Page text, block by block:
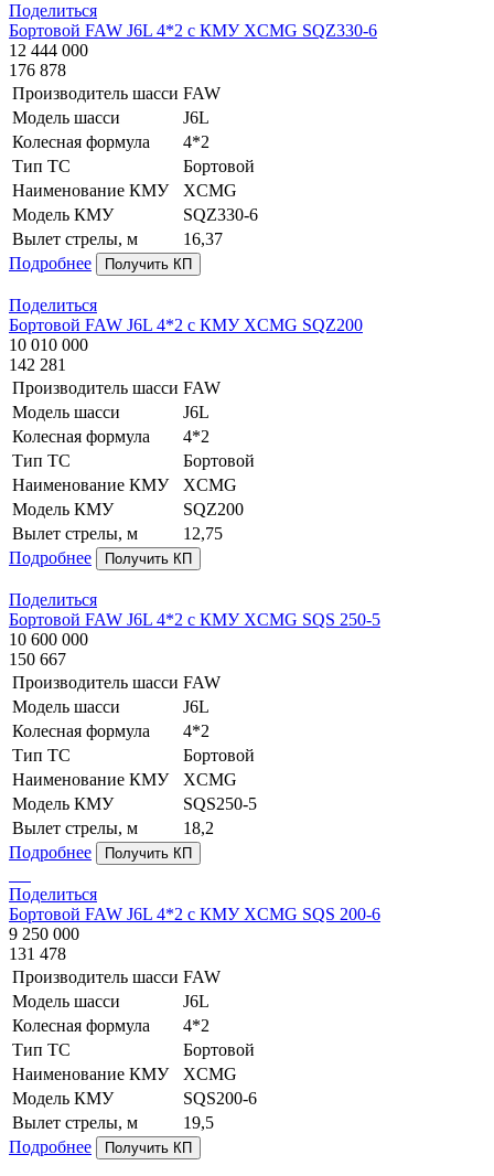
Поделиться
Бортовой FAW J6L 4*2 с КМУ XCMG SQZ330-6
12 444 000
176 878
Производитель шасси FAW
Модель шасси
J6L
Колесная формула
4*2
Тип ТС
Бортовой
Наименование КМУ
XCMG
Модель КМУ
SQZ330-6
Вылет стрелы, м
16,37
Подробнее
Получить КП
Поделиться
Бортовой FAW J6L 4*2 с КМУ XCMG SQZ200
10 010 000
142 281
Производитель шасси FAW
Модель шасси
J6L
Колесная формула
4*2
Тип ТС
Бортовой
Наименование КМУ
XCMG
Модель КМУ
SQZ200
Вылет стрелы, м
12,75
Подробнее
Получить КП
Поделиться
Бортовой FAW J6L 4*2 с КМУ XCMG SQS 250-5
10 600 000
150 667
Производитель шасси FAW
Модель шасси
J6L
Колесная формула
4*2
Тип ТС
Бортовой
Наименование КМУ
XCMG
Модель КМУ
SQS250-5
Вылет стрелы, м
18,2
Подробнее
Получить КП
Поделиться
Бортовой FAW J6L 4*2 с КМУ XCMG SQS 200-6
9 250 000
131 478
Производитель шасси FAW
Модель шасси
J6L
Колесная формула
4*2
Тип ТС
Бортовой
Наименование КМУ
XCMG
Модель КМУ
SQS200-6
Вылет стрелы, м
19,5
Подробнее
Получить КП